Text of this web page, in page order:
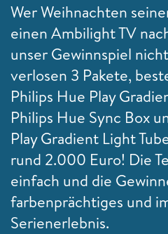
Wer Weihnachten
einen Ambilight TV
unser Gewinnspiel
verlosen 3 Pakete,
Philips Hue Play
Philips Hue Sync Box
Play Gradient Light
rund 2.000 Euro! Die
einfach und die
farbenprächtiges und
Serienerlebnis.